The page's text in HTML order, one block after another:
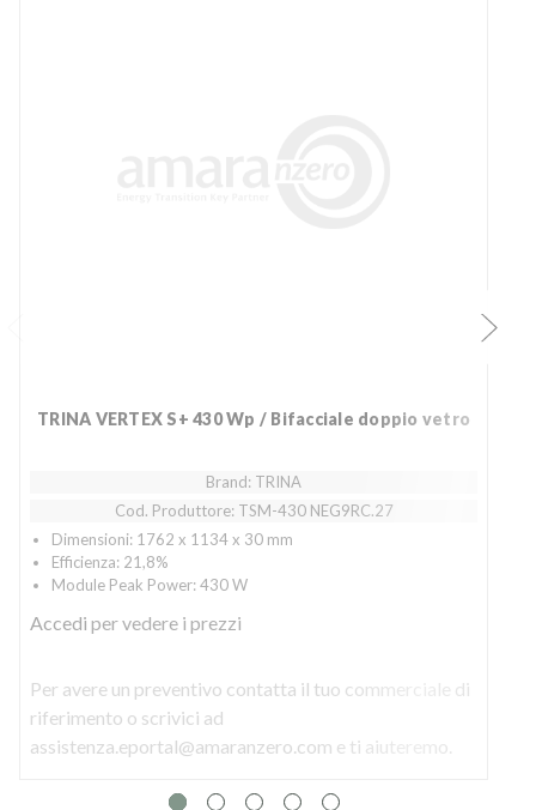
TRINA VERTEX S+ 430 Wp / Bifacciale doppio vetro
Brand: TRINA
Cod. Produttore: TSM-430 NEG9RC.27
Dimensioni: 1762 x 1134 x 30 mm
Efficienza: 21,8%
Module Peak Power: 430 W
Accedi per vedere i prezzi
Per avere un preventivo contatta il tuo commerciale di
riferimento o scrivici ad
assistenza.eportal@amaranzero.com e ti aiuteremo.